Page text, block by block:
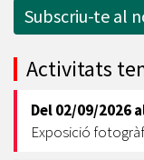
Subscriu-te al
Activitats
Del02/09/2026
Exposició